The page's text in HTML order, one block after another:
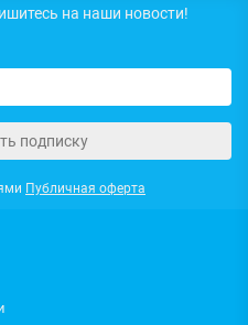
на наши новости!
подписку
Публичная оферта